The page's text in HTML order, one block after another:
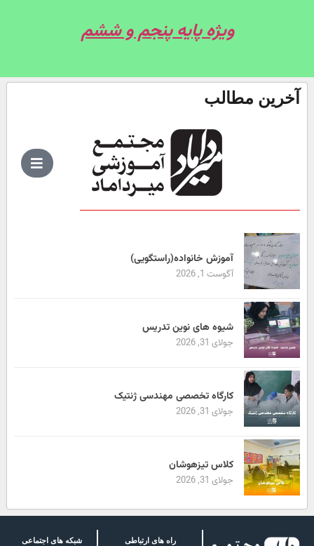
ویژه پایه پنجم و ششم
مطالب
آموزش خانواده(راستگویی)
آگوست 1, 2026
شیوه های نوین تدریس
جولای 31, 2026
کارگاه تخصصی مهندسی ژنتیک
جولای 31, 2026
کلاس تیزهوشان
جولای 31, 2026
راه های ارتباطی شبکه های اجتماعی